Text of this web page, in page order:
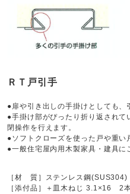
ＲＴ戸引手
●扉や引き出しの手掛けとしても
●手掛け部がぴったり折り返され
閉操作を行えます。
●ソフトクローズを使った戸や重い
●一般住宅屋内用木製家具・建具に
［材 質］ステンレス鋼(SUS304)
［添付品］＋皿木ねじ 3.1×16 2